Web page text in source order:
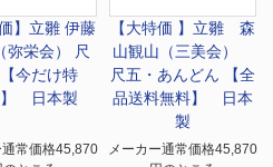
】 立雛 伊藤
弥栄会） 尺
今だけ特
日本製
通常価格45,870
【大特価 】 立雛 森
山観山（三美会）
尺五・あんどん 【全
品送料無料】 日本
製
メーカー通常価格45,870